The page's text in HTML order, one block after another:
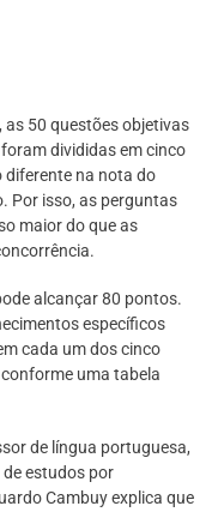
50 questões objetivas
divididas em cinco
diferente na nota do
Por isso, as perguntas
maior do que as
alcançar 80 pontos.
específicos
cada um dos cinco
uma tabela
de língua portuguesa,
estudos por
Cambuy explica que